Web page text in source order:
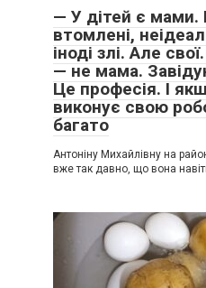
— У дітей є мами.
втомлені,
іноді злі. Але
— не мама.
Це професія. І
виконує свою
багато
Антоніну Михайлівну на
вже так давно, що вона